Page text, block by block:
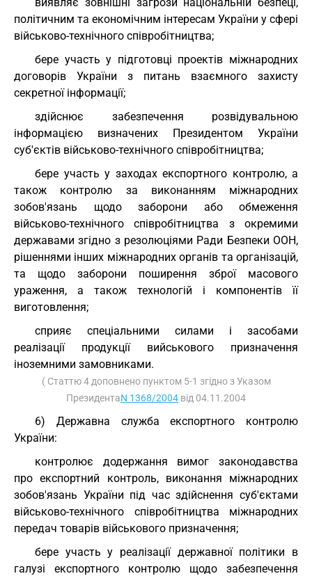
політичним та економічним інтересам України у сфері
військово-технічного співробітництва;
бере участь у підготовці проектів міжнародних
договорів України з питань взаємного захисту
секретної інформації;
здійснює забезпечення розвідувальною
інформацією визначених Президентом України
суб'єктів військово-технічного співробітництва;
бере участь у заходах експортного контролю, а
також контролю за виконанням міжнародних
зобов'язань щодо заборони або обмеження
військово-технічного співробітництва з окремими
державами згідно з резолюціями Ради Безпеки ООН,
рішеннями інших міжнародних органів та організацій,
та щодо заборони поширення зброї масового
ураження, а також технологій і компонентів її
виготовлення;
сприяє спеціальними силами і засобами
реалізації продукції вийськового призначення
іноземними замовниками.
( Статтю 4 доповнено пунктом 5-1 згідно з Указом
ПрезидентаN 1368/2004 від 04.11.2004
6) Державна служба експортного контролю
України:
контролює додержання вимог законодавства
про експортний контроль, виконання міжнародних
зобов'язань України під час здійснення суб'єктами
військово-технічного співробітництва міжнародних
передач товарів військового призначення;
бере участь у реалізації державної політики в
галузі експортного контролю щодо забезпечення